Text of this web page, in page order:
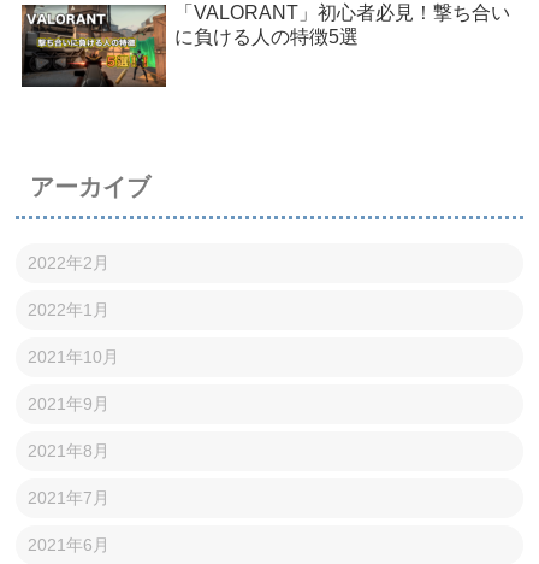
「VALORANT」初心者必見！撃ち合い
に負ける人の特徴5選
アーカイブ
2022年2月
2022年1月
2021年10月
2021年9月
2021年8月
2021年7月
2021年6月